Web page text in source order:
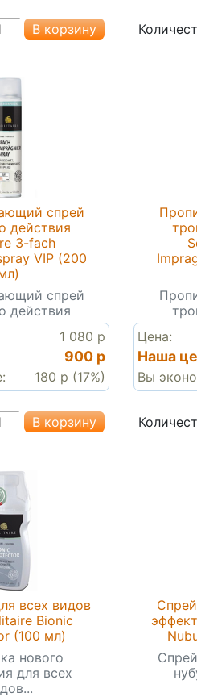
спрей
действия
3-fach
VIP (200
спрей
действия
1 080 р
900 р
180 р (17%)
Цена:
Наша
Вы
всех видов
Bionic
(100 мл)
нового
для всех